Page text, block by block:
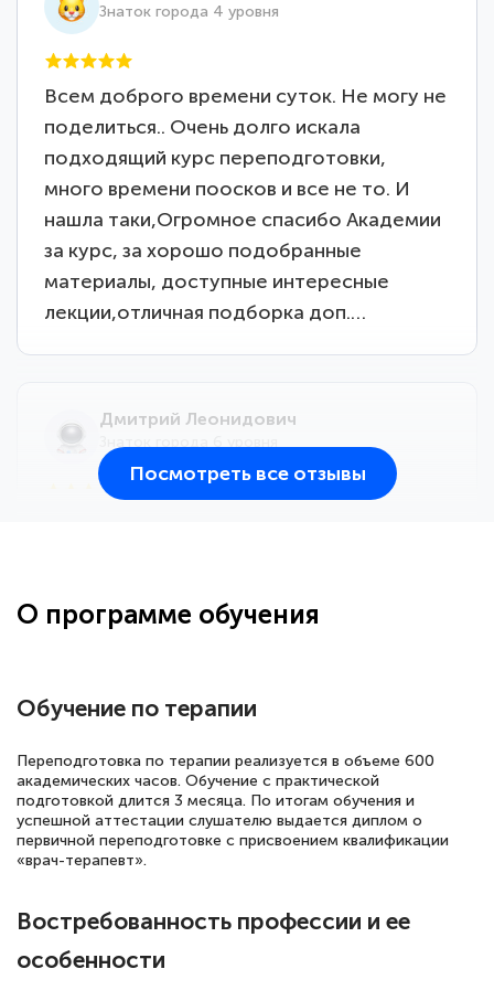
Знаток города 4 уровня
Всем доброго времени суток. Не могу не
поделиться.. Очень долго искала
подходящий курс переподготовки,
много времени поосков и все не то. И
нашла таки,Огромное спасибо Академии
за курс, за хорошо подобранные
материалы, доступные интересные
лекции,отличная подборка доп.…
Дмитрий Леонидович
большое количество методических
Елена Кравченко
Знаток города 5 уровня
18 марта 2026
повышения квалификации "Эксперт ЕГЭ по
русскому языку и литературе". Много
Посмотреть все отзывы
О программе обучения
Обучение по терапии
Переподготовка по терапии реализуется в объеме 600
академических часов. Обучение с практической
подготовкой длится 3 месяца. По итогам обучения и
успешной аттестации слушателю выдается диплом о
первичной переподготовке с присвоением квалификации
«врач-терапевт».
Востребованность профессии и ее
особенности